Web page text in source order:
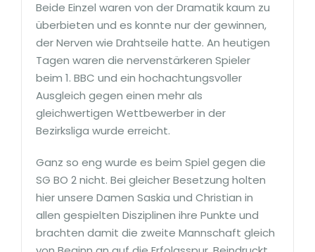
Beide Einzel waren von der Dramatik kaum zu
überbieten und es konnte nur der gewinnen,
der Nerven wie Drahtseile hatte. An heutigen
Tagen waren die nervenstärkeren Spieler
beim 1. BBC und ein hochachtungsvoller
Ausgleich gegen einen mehr als
gleichwertigen Wettbewerber in der
Bezirksliga wurde erreicht.
Ganz so eng wurde es beim Spiel gegen die
SG BO 2 nicht. Bei gleicher Besetzung holten
hier unsere Damen Saskia und Christian in
allen gespielten Disziplinen ihre Punkte und
brachten damit die zweite Mannschaft gleich